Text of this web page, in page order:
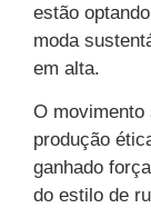
estão
moda
em alta.
O movimento
produção
ganhado
do estilo de